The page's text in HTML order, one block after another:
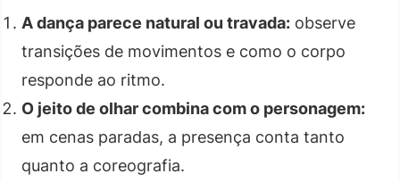
A dança parece natural ou travada: observe
transições de movimentos e como o corpo
responde ao ritmo.
O jeito de olhar combina com o personagem:
em cenas paradas, a presença conta tanto
quanto a coreografia.